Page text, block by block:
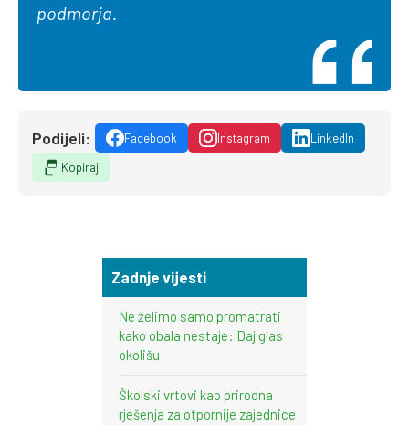
podmorja.
Podijeli: Facebook Instagram
LinkedIn
Kopiraj
Zadnje vijesti
Ne želimo samo promatrati
kako obala nestaje: Daj glas
okolišu
Školski vrtovi kao prirodna
rješenja za otpornije zajednice